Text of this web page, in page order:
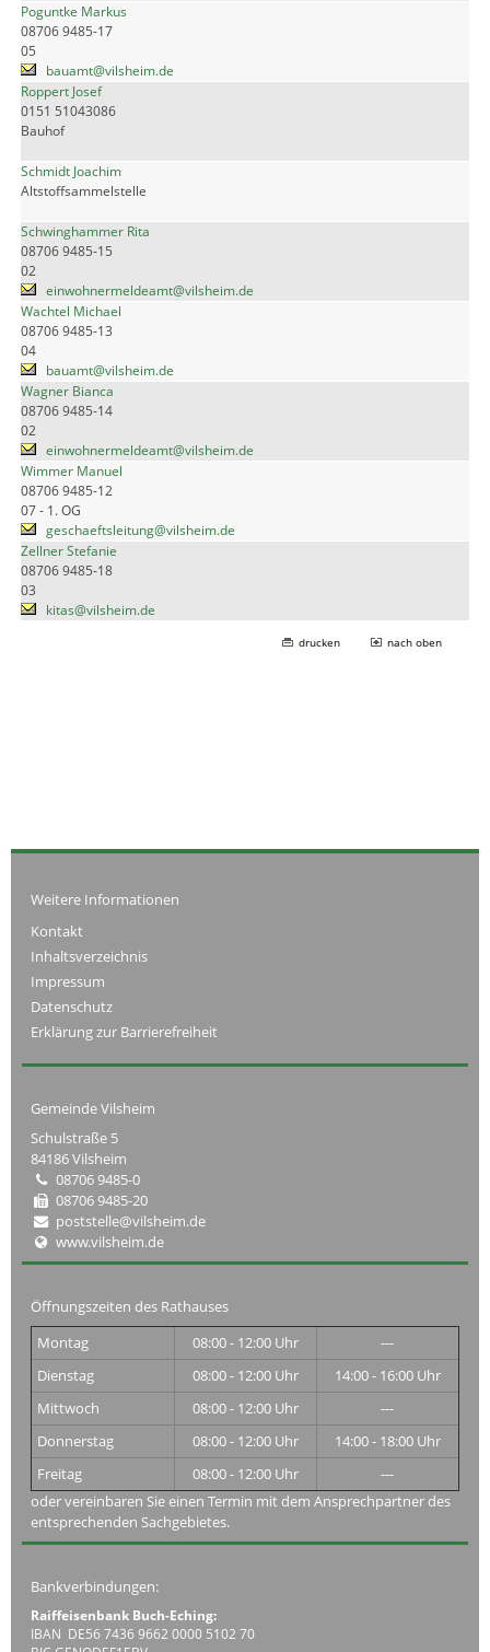
Poguntke Markus
08706 9485-17
05
bauamt@vilsheim.de
Roppert Josef
0151 51043086
Bauhof
Schmidt Joachim
Altstoffsammelstelle
Schwinghammer Rita
08706 9485-15
02
einwohnermeldeamt@vilsheim.de
Wachtel Michael
08706 9485-13
04
bauamt@vilsheim.de
Wagner Bianca
08706 9485-14
02
einwohnermeldeamt@vilsheim.de
Wimmer Manuel
08706 9485-12
07 - 1. OG
geschaeftsleitung@vilsheim.de
Zellner Stefanie
08706 9485-18
03
kitas@vilsheim.de
drucken nach oben
Weitere Informationen
Kontakt
Inhaltsverzeichnis
Impressum
Datenschutz
Erklärung zur Barrierefreiheit
Gemeinde Vilsheim
Schulstraße 5
84186 Vilsheim
08706 9485-0
08706 9485-20
poststelle@vilsheim.de
www.vilsheim.de
Öffnungszeiten des Rathauses
Montag
08:00 - 12:00 Uhr
---
Dienstag
08:00 - 12:00 Uhr
14:00 - 16:00 Uhr
Mittwoch
08:00 - 12:00 Uhr
---
Donnerstag
08:00 - 12:00 Uhr
14:00 - 18:00 Uhr
Freitag
08:00 - 12:00 Uhr
---
oder vereinbaren Sie einen Termin mit dem Ansprechpartner des
entsprechenden Sachgebietes.
Bankverbindungen:
Raiffeisenbank Buch-Eching:
IBAN DE56 7436 9662 0000 5102 70